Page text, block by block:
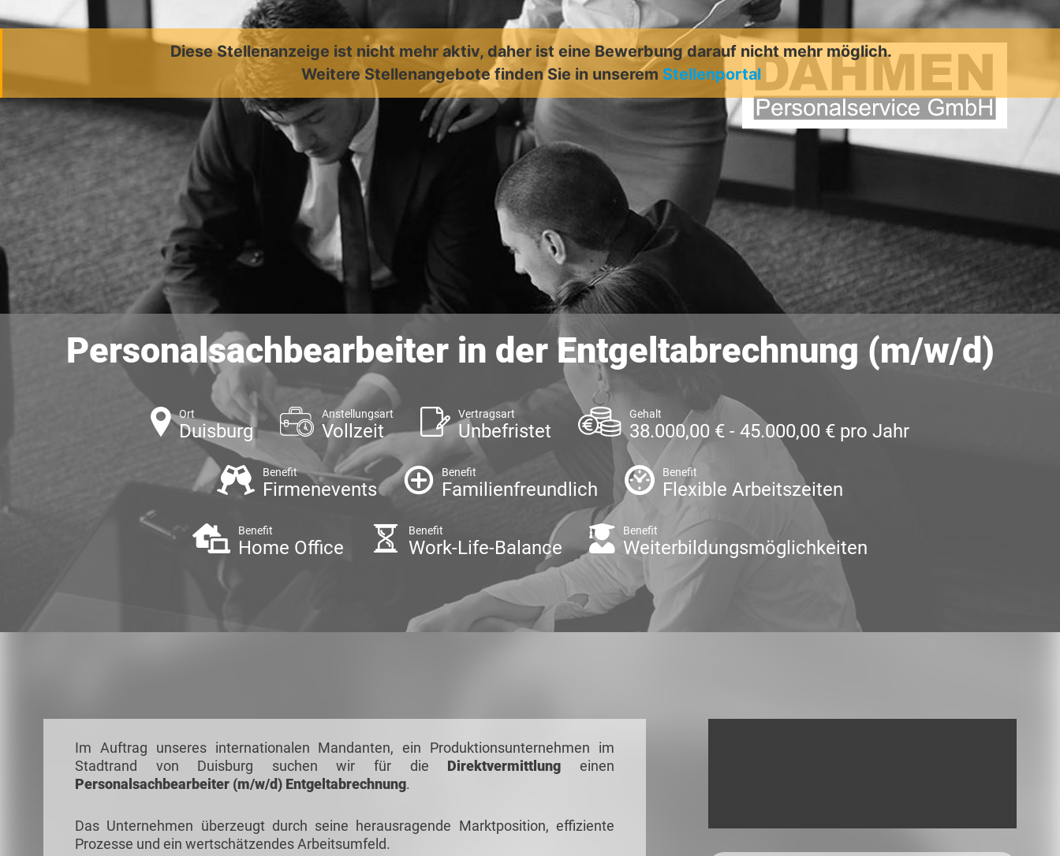
Diese Stellenanzeige ist nicht mehr aktiv, daher ist eine Bewerbung darauf nicht mehr möglich.
Weitere Stellenangebote finden Sie in unserem Stellenportal
Personalsachbearbeiter in der Entgeltabrechnung (m/w/d)
Ort
Duisburg
Anstellungsart
Vollzeit
Vertragsart
Unbefristet
Gehalt
38.000,00 € - 45.000,00 € pro Jahr
Benefit
Firmenevents
Benefit
Familienfreundlich
Benefit
Flexible Arbeitszeiten
Benefit
Home Office
Benefit
Work-Life-Balance
Benefit
Weiterbildungsmöglichkeiten
Im Auftrag unseres internationalen Mandanten, ein Produktionsunternehmen im
Stadtrand von Duisburg suchen wir für die Direktvermittlung einen
Personalsachbearbeiter (m/w/d) Entgeltabrechnung.
Das Unternehmen überzeugt durch seine herausragende Marktposition, effiziente
Prozesse und ein wertschätzendes Arbeitsumfeld.